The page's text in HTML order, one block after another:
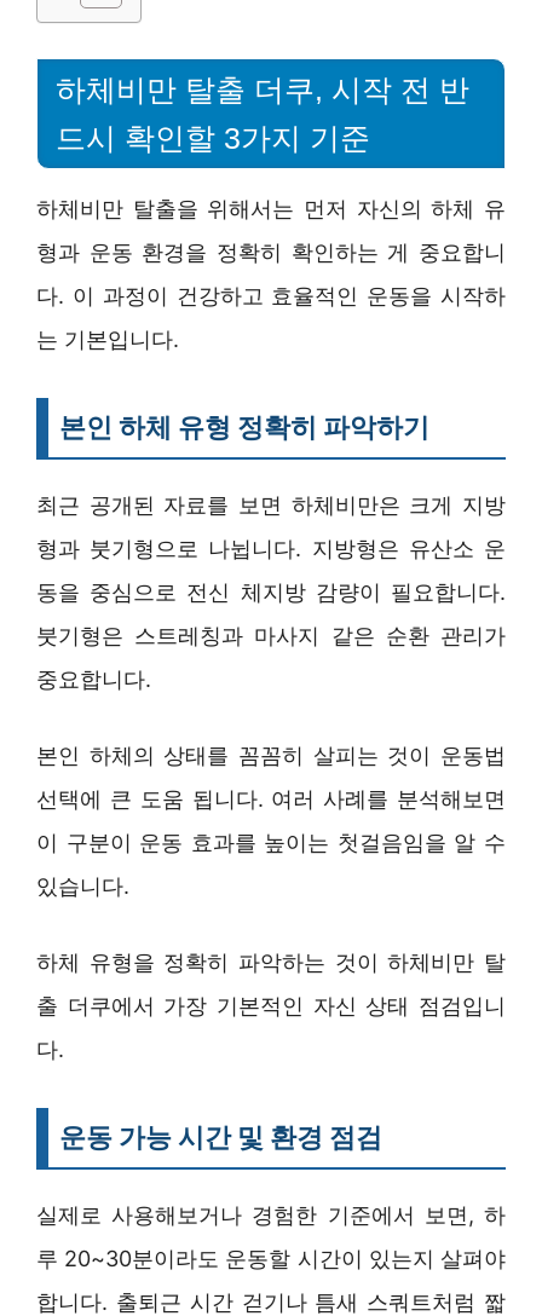
하체비만 탈출 더쿠, 시작 전 반
드시 확인할 3가지 기준
하체비만 탈출을 위해서는 먼저 자신의 하체 유
형과 운동 환경을 정확히 확인하는 게 중요합니
다. 이 과정이 건강하고 효율적인 운동을 시작하
는 기본입니다.
본인 하체 유형 정확히 파악하기
최근 공개된 자료를 보면 하체비만은 크게 지방
형과 붓기형으로 나뉩니다. 지방형은 유산소 운
동을 중심으로 전신 체지방 감량이 필요합니다.
붓기형은 스트레칭과 마사지 같은 순환 관리가
중요합니다.
본인 하체의 상태를 꼼꼼히 살피는 것이 운동법
선택에 큰 도움 됩니다. 여러 사례를 분석해보면
이 구분이 운동 효과를 높이는 첫걸음임을 알 수
있습니다.
하체 유형을 정확히 파악하는 것이 하체비만 탈
출 더쿠에서 가장 기본적인 자신 상태 점검입니
다.
운동 가능 시간 및 환경 점검
실제로 사용해보거나 경험한 기준에서 보면, 하
루 20~30분이라도 운동할 시간이 있는지 살펴야
합니다. 출퇴근 시간 걷기나 틈새 스쿼트처럼 짧